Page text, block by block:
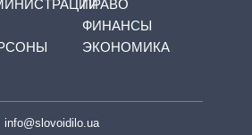
ПРАВО
ФИНАНСЫ
ЭКОНОМИКА
info@slovoidilo.ua